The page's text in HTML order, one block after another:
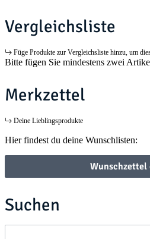
Vergleichsliste
Füge Produkte zur Vergleichsliste hinzu, um
Bitte fügen Sie mindestens zwei
Merkzettel
Deine Lieblingsprodukte
Hier findest du deine Wunschlisten:
Wunschzettel
Suchen